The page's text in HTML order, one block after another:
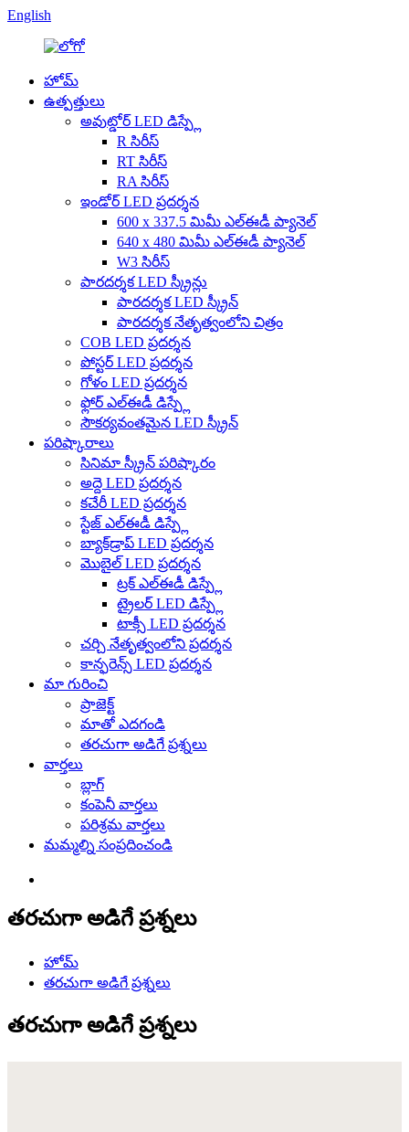
English
హోమ్
ఉత్పత్తులు
అవుట్డోర్ LED డిస్ప్లే
R సిరీస్
RT సిరీస్
RA సిరీస్
ఇండోర్ LED ప్రదర్శన
600 x 337.5 మిమీ ఎల్‌ఈడీ ప్యానెల్
640 x 480 మిమీ ఎల్‌ఈడీ ప్యానెల్
W3 సిరీస్
పారదర్శక LED స్క్రీన్లు
పారదర్శక LED స్క్రీన్
పారదర్శక నేతృత్వంలోని చిత్రం
COB LED ప్రదర్శన
పోస్టర్ LED ప్రదర్శన
గోళం LED ప్రదర్శన
ఫ్లోర్ ఎల్‌ఈడీ డిస్ప్లే
సౌకర్యవంతమైన LED స్క్రీన్
పరిష్కారాలు
సినిమా స్క్రీన్ పరిష్కారం
అద్దె LED ప్రదర్శన
కచేరీ LED ప్రదర్శన
స్టేజ్ ఎల్‌ఈడీ డిస్ప్లే
బ్యాక్‌డ్రాప్ LED ప్రదర్శన
మొబైల్ LED ప్రదర్శన
ట్రక్ ఎల్‌ఈడీ డిస్ప్లే
ట్రైలర్ LED డిస్ప్లే
టాక్సీ LED ప్రదర్శన
చర్చి నేతృత్వంలోని ప్రదర్శన
కాన్ఫరెన్స్ LED ప్రదర్శన
మా గురించి
ప్రాజెక్ట్
మాతో ఎదగండి
తరచుగా అడిగే ప్రశ్నలు
వార్తలు
బ్లాగ్
కంపెనీ వార్తలు
పరిశ్రమ వార్తలు
మమ్మల్ని సంప్రదించండి
తరచుగా అడిగే ప్రశ్నలు
హోమ్
తరచుగా అడిగే ప్రశ్నలు
తరచుగా అడిగే ప్రశ్నలు